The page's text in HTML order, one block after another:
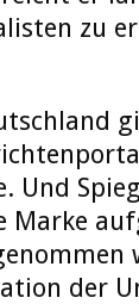
zu
Und
Marke
der